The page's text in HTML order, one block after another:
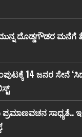
ದೊಡ್ಡಗೌಡರ ಮನೆಗೆ
14 ಜನರ ಸೇನೆ
ಸಾಧ್ಯತೆ..